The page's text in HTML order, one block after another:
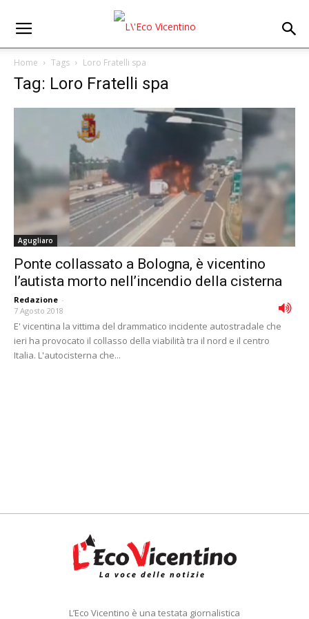
Home Tags Loro Fratelli spa
Tag: Loro Fratelli spa
Agugliaro
Ponte collassato a Bologna, è vicentino
l’autista morto nell’incendio della cisterna
Redazione -
7 Agosto 2018
E' vicentina la vittima del drammatico incidente autostradale che
ieri ha provocato il collasso della viabilità tra il nord e il centro
Italia. L'autocisterna che...
L’Eco Vicentino è una testata giornalistica